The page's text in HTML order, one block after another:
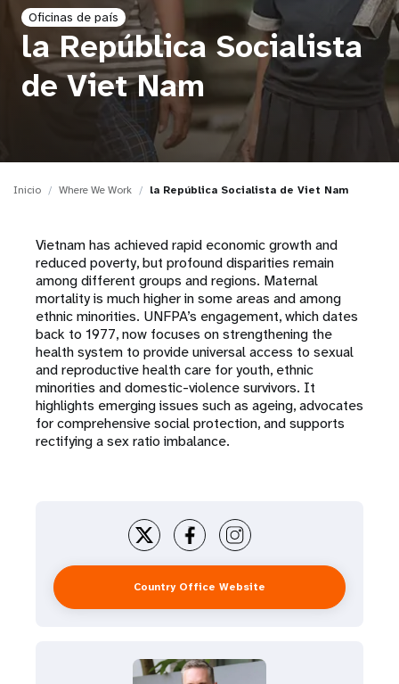
Oficinas de país
la República Socialista
de Viet Nam
Inicio Where We Work la República Socialista de Viet Nam
Vietnam has achieved rapid economic growth and
reduced poverty, but profound disparities remain
among different groups and regions. Maternal
mortality is much higher in some areas and among
ethnic minorities. UNFPA’s engagement, which dates
back to 1977, now focuses on strengthening the
health system to provide universal access to sexual
and reproductive health care for youth, ethnic
minorities and domestic-violence survivors. It
highlights emerging issues such as ageing, advocates
for comprehensive social protection, and supports
rectifying a sex ratio imbalance.
Country Office Website